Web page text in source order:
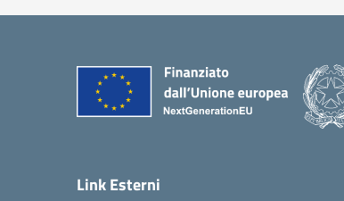
Link Esterni